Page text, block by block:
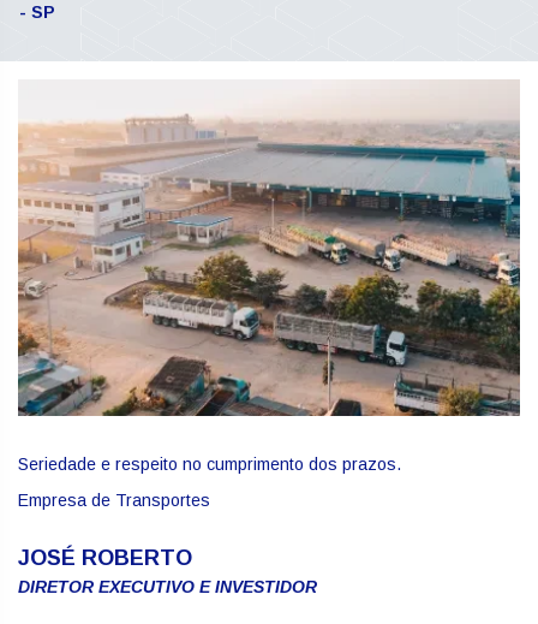
- SP
Seriedade e respeito no cumprimento dos prazos.
Empresa de Transportes
JOSÉ ROBERTO
DIRETOR EXECUTIVO E INVESTIDOR